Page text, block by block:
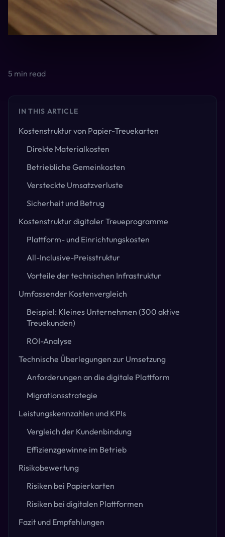
5 min read
IN THIS ARTICLE
Kostenstruktur von Papier-Treuekarten
Direkte Materialkosten
Betriebliche Gemeinkosten
Versteckte Umsatzverluste
Sicherheit und Betrug
Kostenstruktur digitaler Treueprogramme
Plattform- und Einrichtungskosten
All-Inclusive-Preisstruktur
Vorteile der technischen Infrastruktur
Umfassender Kostenvergleich
Beispiel: Kleines Unternehmen (300 aktive
Treuekunden)
ROI-Analyse
Technische Überlegungen zur Umsetzung
Anforderungen an die digitale Plattform
Migrationsstrategie
Leistungskennzahlen und KPIs
Vergleich der Kundenbindung
Effizienzgewinne im Betrieb
Risikobewertung
Risiken bei Papierkarten
Risiken bei digitalen Plattformen
Fazit und Empfehlungen